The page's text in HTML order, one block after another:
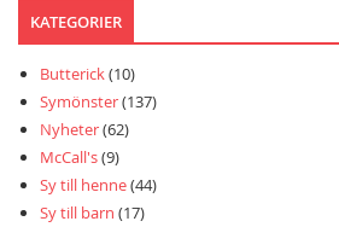
KATEGORIER
Butterick(10)
Symönster(137)
Nyheter(62)
McCall's(9)
Sy till henne(44)
Sy till barn (17)